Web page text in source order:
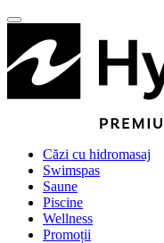
Căzi cu hidromasaj
Swimspas
Saune
Piscine
Wellness
Promoții